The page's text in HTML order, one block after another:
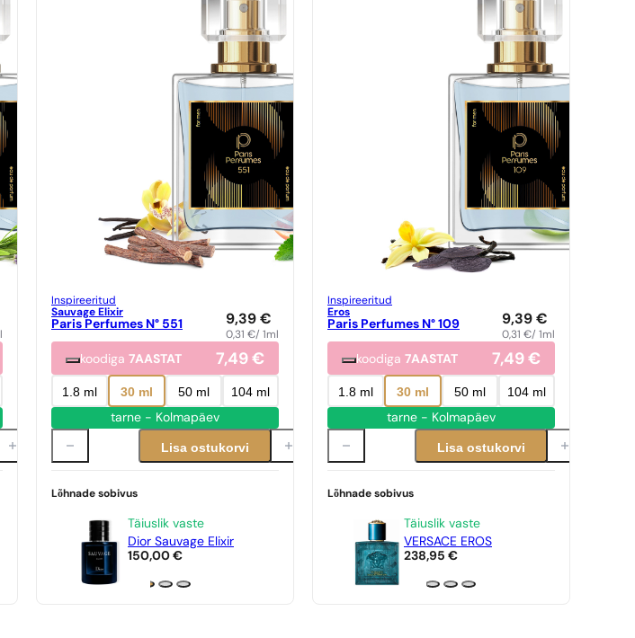
Inspireeritud
Sauvage Elixir
Paris Perfumes N° 551 9,39 €
0,31 €/ 1ml
koodiga 7AASTAT 7,49 €
1.8 ml 30 ml 50 ml 104 ml
tarne - Kolmapäev
Lisa ostukorvi
Lõhnade sobivus
Täiuslik vaste
Dior Sauvage Elixir
150,00 €
Inspireeritud
Eros
Paris Perfumes N° 109 9,39 €
0,31 €/ 1ml
koodiga 7AASTAT 7,49 €
1.8 ml 30 ml 50 ml 104 ml
tarne - Kolmapäev
Lisa ostukorvi
Lõhnade sobivus
Täiuslik vaste
VERSACE EROS
238,95 €